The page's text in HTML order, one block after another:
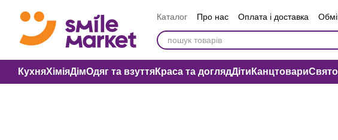
Каталог Про нас Оплата і доставка
Вакансії компанії
Публічна оферта
КухняХіміяДімОдяг та взуттяКраса та доглядДіти КанцтовариСвято